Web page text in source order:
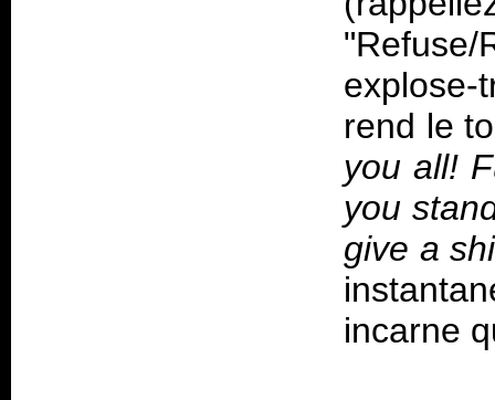
explose-
rend le
you all!
you
give a